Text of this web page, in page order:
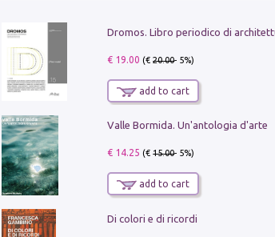
€ 19.00 (€20.00- 5%)
add to cart
Valle Bormida. Un'antologia d'arte
€ 14.25 (€15.00- 5%)
add to cart
Di colori e di ricordi